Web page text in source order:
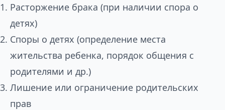
Расторжение брака (при наличии спора о
детях)
Споры о детях (определение места
жительства ребенка, порядок общения с
родителями и др.)
Лишение или ограничение родительских
прав